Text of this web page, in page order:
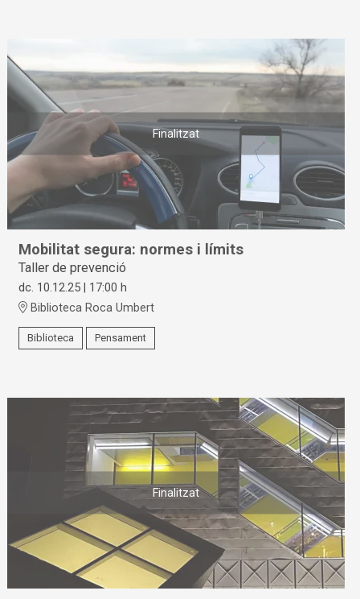
Finalitzat
Mobilitat segura: normes i límits
Taller de prevenció
dc. 10.12.25 | 17:00 h
Biblioteca Roca Umbert
Biblioteca Pensament
Finalitzat